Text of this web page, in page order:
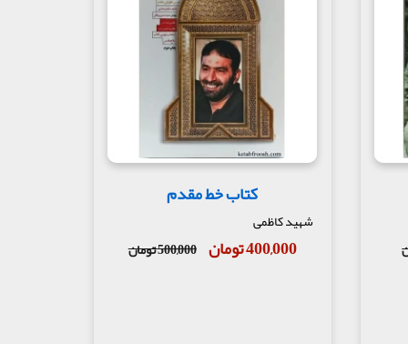
کتاب خط مقدم
شهید کاظمی
400,000 تومان 500,000 تومان